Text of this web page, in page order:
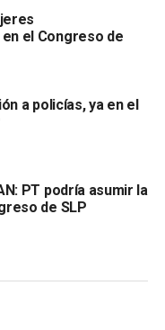
atienda los
como la no
sus datos
aborto ilegal como la
de la décima
distintas penas
el Congreso de
a policías, ya en el
PT podría asumir la
de SLP